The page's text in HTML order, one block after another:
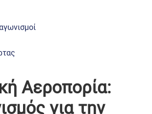
Αεροπορία:
για την